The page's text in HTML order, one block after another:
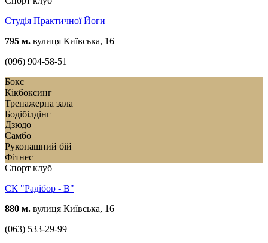
Студія Практичної Йоги
795 м. вулиця Київська, 16
(096) 904-58-51
Бокс
Кікбоксинг
Тренажерна зала
Бодібілдінг
Дзюдо
Самбо
Рукопашний бій
Фітнес
Спорт клуб
СК "Радібор - В"
880 м. вулиця Київська, 16
(063) 533-29-99